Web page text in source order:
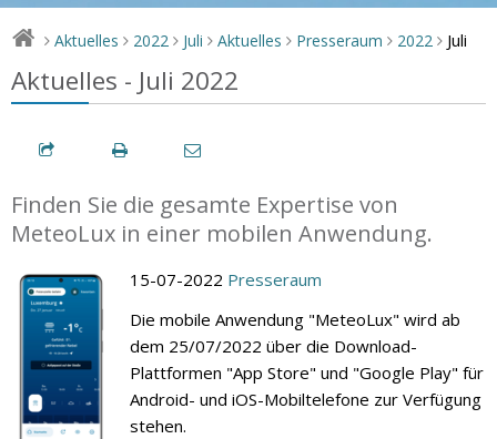
> Aktuelles > 2022 > Juli > Aktuelles > Presseraum > 2022 > Juli
Aktuelles - Juli 2022
Finden Sie die gesamte Expertise von
MeteoLux in einer mobilen Anwendung.
15-07-2022 Presseraum
Die mobile Anwendung "MeteoLux" wird ab
dem 25/07/2022 über die Download-
Plattformen "App Store" und "Google Play" für
Android- und iOS-Mobiltelefone zur Verfügung
stehen.